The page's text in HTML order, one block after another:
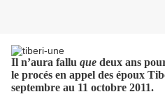
Il n’aura fallu que deux ans
le procés en appel des époux
septembre au 11 octobre 2011.